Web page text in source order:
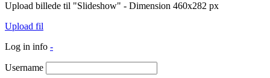
Upload billede til "Slideshow" - Dimension 460x282 px
Upload fil
Log in info -
Username